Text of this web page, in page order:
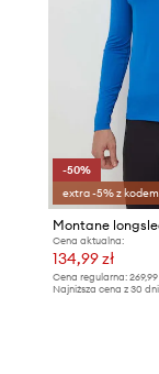
-50%
extra -5% z
Cena aktualna:
134,99 zł
Cena regularna: 269,99
Najniższa cena z 30